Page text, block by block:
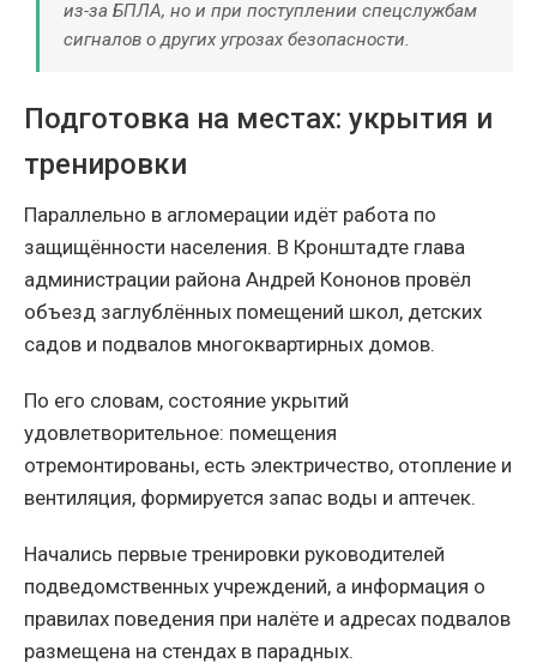
из-за БПЛА, но и при поступлении спецслужбам
сигналов о других угрозах безопасности.
Подготовка на местах: укрытия и
тренировки
Параллельно в агломерации идёт работа по
защищённости населения. В Кронштадте глава
администрации района Андрей Кононов провёл
объезд заглублённых помещений школ, детских
садов и подвалов многоквартирных домов.
По его словам, состояние укрытий
удовлетворительное: помещения
отремонтированы, есть электричество, отопление и
вентиляция, формируется запас воды и аптечек.
Начались первые тренировки руководителей
подведомственных учреждений, а информация о
правилах поведения при налёте и адресах подвалов
размещена на стендах в парадных.